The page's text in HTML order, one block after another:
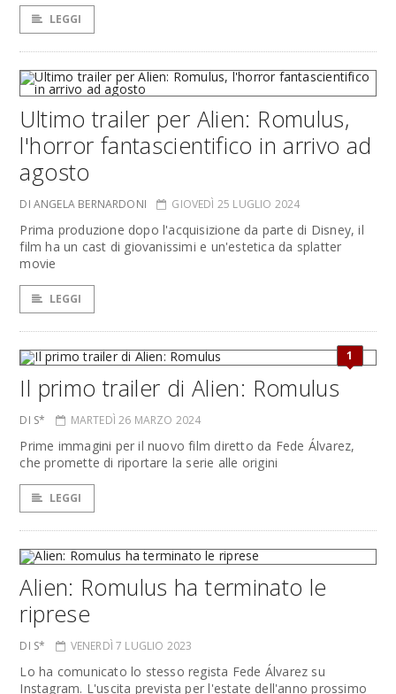
LEGGI
Ultimo trailer per Alien: Romulus,
l'horror fantascientifico in arrivo ad
agosto
DI ANGELA BERNARDONI GIOVEDÌ 25 LUGLIO 2024
Prima produzione dopo l'acquisizione da parte di Disney, il
film ha un cast di giovanissimi e un'estetica da splatter
movie
LEGGI
1
Il primo trailer di Alien: Romulus
DI S* MARTEDÌ 26 MARZO 2024
Prime immagini per il nuovo film diretto da Fede Álvarez,
che promette di riportare la serie alle origini
LEGGI
Alien: Romulus ha terminato le
riprese
DI S* VENERDÌ 7 LUGLIO 2023
Lo ha comunicato lo stesso regista Fede Álvarez su
Instagram. L'uscita prevista per l'estate dell'anno prossimo